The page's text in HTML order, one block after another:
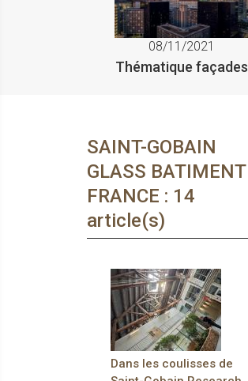
08/11/2021
Thématique façades
SAINT-GOBAIN
GLASS BATIMENT
FRANCE : 14
article(s)
Dans les coulisses de